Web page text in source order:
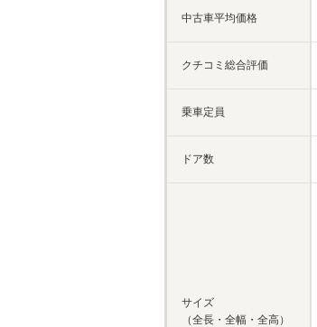
中古車平均価格
クチコミ総合評価
乗車定員
ドア数
サイズ
（全長・全幅・全高）